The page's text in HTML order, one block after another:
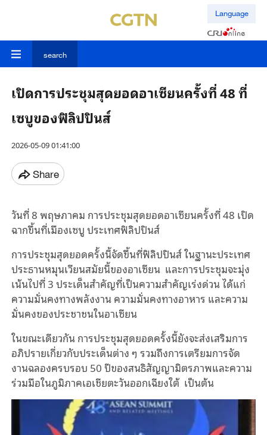
Language
search
เปิดการประชุมสุดยอดอาเซียนครั้งที่ 48 ที่
เซบูของฟิลิปปินส์
2026-05-09 01:41:00
Share
วันที่ 8 พฤษภาคม การประชุมสุดยอดอาเซียนครั้งที่ 48 เปิด
ฉากขึ้นที่เมืองเซบู ประเทศฟิลิปปินส์
การประชุมสุดยอดครั้งนี้จัดขึ้นที่ฟิลิปปินส์ ในฐานะประเทศ
ประธานหมุนเวียนสมัยนี้ของอาเซียน และการประชุมจะมุ่ง
เน้นไปที่ 3 ประเด็นสำคัญที่เป็นความสำคัญเร่งด่วน ได้แก่
ความมั่นคงทางพลังงาน ความมั่นคงทางอาหาร และความ
มั่นคงของประชาชนในอาเซียน
ในขณะเดียวกัน การประชุมสุดยอดครั้งนี้ยังจะส่งเสริมการ
อภิปรายเกี่ยวกับประเด็นต่าง ๆ รวมถึงการเตรียมการจัด
งานฉลองครบรอบ 50 ปีของสนธิสัญญามิตรภาพและความ
ร่วมมือในภูมิภาคเอเชียตะวันออกเฉียงใต้ เป็นต้น